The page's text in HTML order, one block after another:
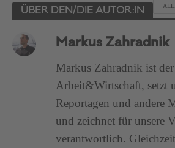
ÜBER DEN/DIE AUTOR:IN
Markus Zahradnik
Markus Zahradnik ist
Arbeit&Wirtschaft, setzt
Reportagen und andere
und zeichnet für unsere
verantwortlich.